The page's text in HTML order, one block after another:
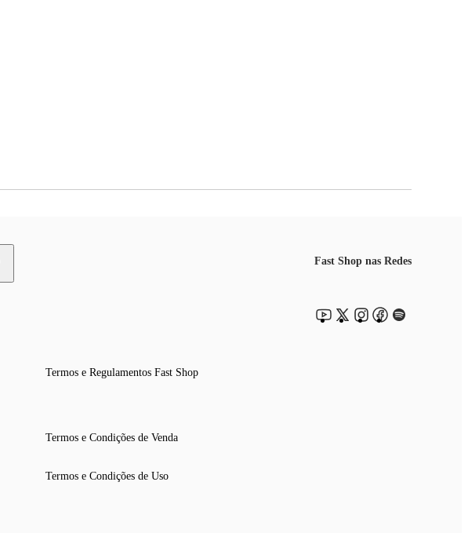
Termos e Regulamentos Fast Shop
Termos e Condições de Venda
Termos e Condições de Uso
Fast Shop nas Redes